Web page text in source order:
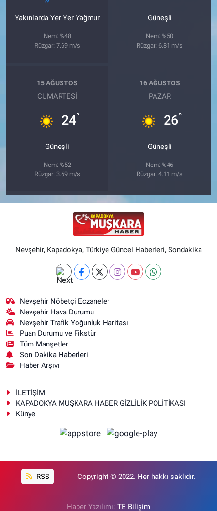
Yakınlarda Yer Yer Yağmur
Nem: %48
Rüzgar: 7.69 m/s
Güneşli
Nem: %50
Rüzgar: 6.81 m/s
15 AĞUSTOS
CUMARTESI
24°
Güneşli
Nem: %52
Rüzgar: 3.69 m/s
16 AĞUSTOS
PAZAR
26°
Güneşli
Nem: %46
Rüzgar: 4.11 m/s
Nevşehir, Kapadokya, Türkiye Güncel Haberleri, Sondakika
Nevşehir Nöbetçi Eczaneler
Nevşehir Hava Durumu
Nevşehir Trafik Yoğunluk Haritası
Puan Durumu ve Fikstür
Tüm Manşetler
Son Dakika Haberleri
Haber Arşivi
İLETİŞİM
KAPADOKYA MUŞKARA HABER GİZLİLİK POLİTİKASI
Künye
RSS Copyright © 2022. Her hakkı saklıdır.
Haber Yazılımı: TE Bilişim